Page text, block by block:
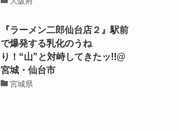
『ラーメン二郎仙台店２』駅前
で爆発する乳化のうね
り！“山”と対峙してきたッ!!@
宮城・仙台市
宮城県